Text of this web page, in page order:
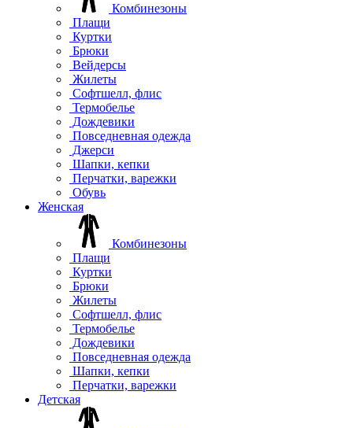
Комбинезоны
Плащи
Куртки
Брюки
Вейдерсы
Жилеты
Софтшелл, флис
Термобелье
Дождевики
Повседневная одежда
Джерси
Шапки, кепки
Перчатки, варежки
Обувь
Женская
Комбинезоны
Плащи
Куртки
Брюки
Жилеты
Софтшелл, флис
Термобелье
Дождевики
Повседневная одежда
Шапки, кепки
Перчатки, варежки
Детская